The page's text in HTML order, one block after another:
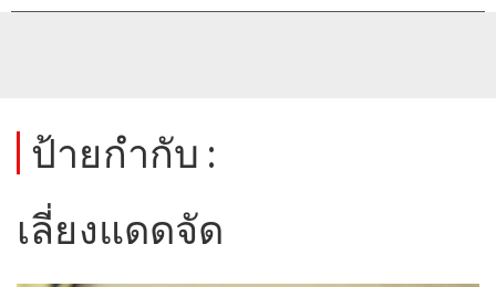
ป้ายกำกับ :
เลี่ยงแดดจัด